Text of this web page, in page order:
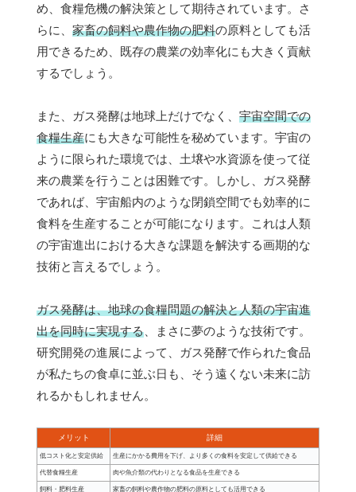
め、食糧危機の解決策として期待されています。さ
らに、 家畜の飼料や農作物の肥料の原料としても活
用できるため、既存の農業の効率化にも大きく貢献
するでしょう。
また、ガス発酵は地球上だけでなく、 宇宙空間での
食糧生産にも大きな可能性を秘めています。宇宙の
ように限られた環境では、土壌や水資源を使って従
来の農業を行うことは困難です。しかし、ガス発酵
であれば、宇宙船内のような閉鎖空間でも効率的に
食料を生産することが可能になります。これは人類
の宇宙進出における大きな課題を解決する画期的な
技術と言えるでしょう。
ガス発酵は、地球の食糧問題の解決と人類の宇宙進
出を同時に実現する 、まさに夢のような技術です。
研究開発の進展によって、ガス発酵で作られた食品
が私たちの食卓に並ぶ日も、そう遠くない未来に訪
れるかもしれません。
メリット 詳細
低コスト化と安定供給 生産にかかる費用を下げ、より多くの食料を安定して供給できる
代替食糧生産 肉や魚介類の代わりとなる食品を生産できる
飼料・肥料生産 家畜の飼料や農作物の肥料の原料としても活用できる